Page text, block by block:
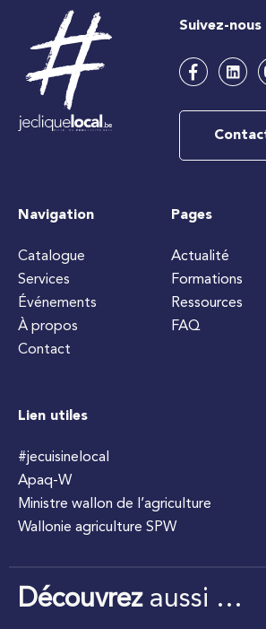
Suivez-nous
Navigation
Catalogue
Services
Événements
À propos
Contact
Pages
Actualité
Formations
Ressources
FAQ
Lien utiles
#jecuisinelocal
Apaq-W
Ministre wallon de l’agriculture
Wallonie agriculture SPW
Découvrezaussi …